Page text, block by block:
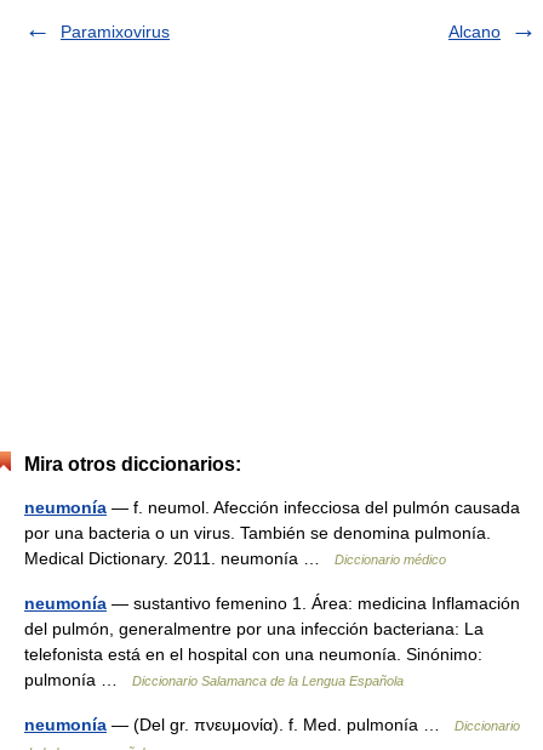
Paramixovirus Alcano
Mira otros diccionarios:
neumonía — f. neumol. Afección infecciosa del pulmón causada
por una bacteria o un virus. También se denomina pulmonía.
Medical Dictionary. 2011. neumonía …
Diccionario médico
neumonía — sustantivo femenino 1. Área: medicina Inflamación
del pulmón, generalmentre por una infección bacteriana: La
telefonista está en el hospital con una neumonía. Sinónimo:
pulmonía …
Diccionario Salamanca de la Lengua Española
neumonía — (Del gr. πνευμονία). f. Med. pulmonía …
Diccionario